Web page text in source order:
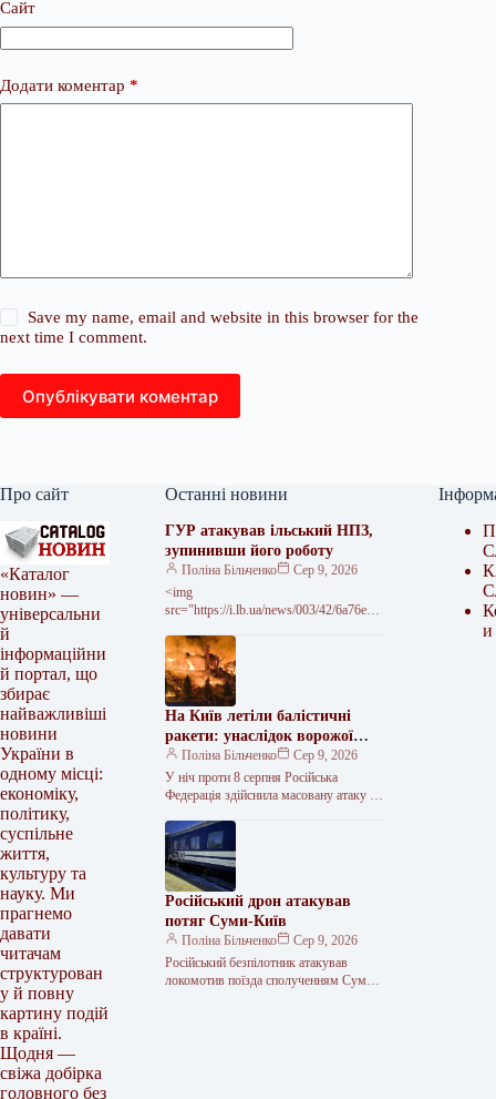
Сайт
Додати коментар *
Save my name, email and website in this browser for the
next time I comment.
Опублікувати коментар
Про сайт
«Каталог
новин» —
універсальни
й
інформаційни
й портал, що
збирає
найважливіші
новини
України в
одному місці:
економіку,
політику,
суспільне
життя,
культуру та
науку. Ми
прагнемо
давати
читачам
структурован
у й повну
картину подій
в країні.
Щодня —
свіжа добірка
головного без
Останні новини
ГУР атакував ільський НПЗ,
зупинивши його роботу
Поліна Більченко
Сер 9, 2026
<img
src="https://i.lb.ua/news/003/42/6a76e60
Ільський НПЗ в Росії" width="720"
height="450" Бійці Головного
управління розвідки Міністерства
оборони України провели успішну…
На Київ летіли балістичні
ракети: унаслідок ворожої
атаки на область загинула
дитина
Поліна Більченко
Сер 9, 2026
У ніч проти 8 серпня Російська
Федерація здійснила масовану атаку на
балістичних ракет по Києву та
ударні…
Російський дрон атакував
потяг Суми-Київ
Поліна Більченко
Сер 9, 2026
Російський безпілотник атакував
локомотив поїзда сполученням Суми –
и